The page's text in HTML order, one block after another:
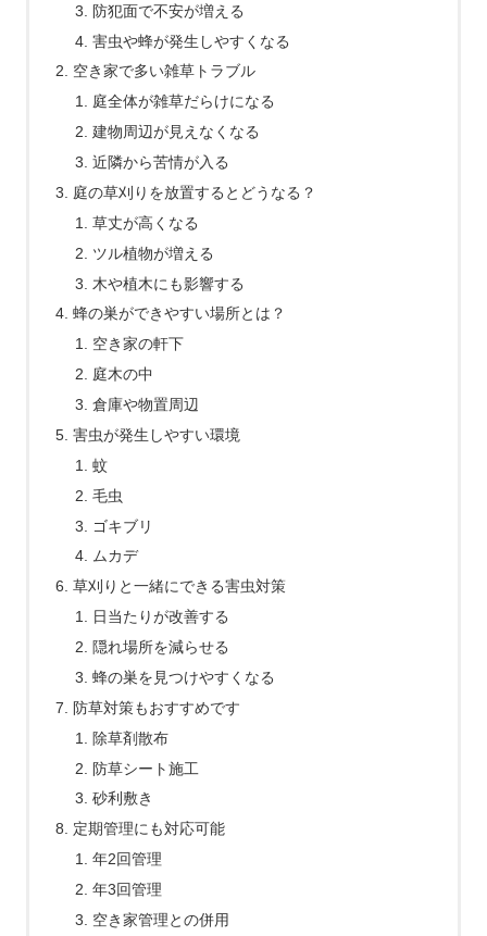
防犯面で不安が増える
害虫や蜂が発生しやすくなる
空き家で多い雑草トラブル
庭全体が雑草だらけになる
建物周辺が見えなくなる
近隣から苦情が入る
庭の草刈りを放置するとどうなる？
草丈が高くなる
ツル植物が増える
木や植木にも影響する
蜂の巣ができやすい場所とは？
空き家の軒下
庭木の中
倉庫や物置周辺
害虫が発生しやすい環境
蚊
毛虫
ゴキブリ
ムカデ
草刈りと一緒にできる害虫対策
日当たりが改善する
隠れ場所を減らせる
蜂の巣を見つけやすくなる
防草対策もおすすめです
除草剤散布
防草シート施工
砂利敷き
定期管理にも対応可能
年2回管理
年3回管理
空き家管理との併用